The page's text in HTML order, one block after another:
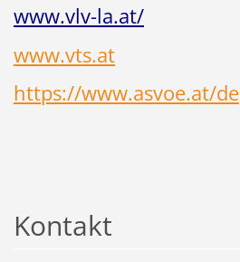
www.vlv-la.at/
www.vts.at
https://www.asvoe.at/de
Kontakt